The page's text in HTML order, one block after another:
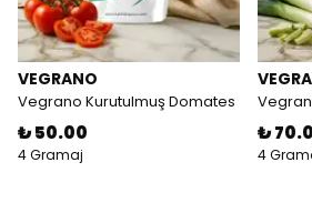
VEGRANO
Vegrano Kurutulmuş Domates
₺ 50.00
4 Gramaj
₺
4